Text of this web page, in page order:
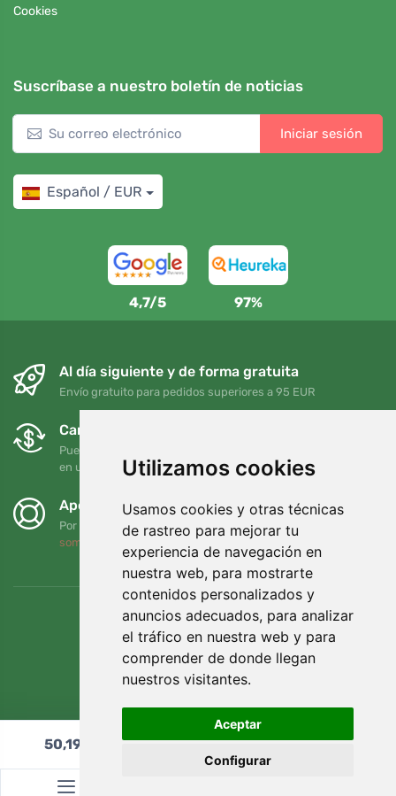
Utilizamos cookies
Usamos cookies y otras técnicas
de rastreo para mejorar tu
experiencia de navegación en
nuestra web, para mostrarte
contenidos personalizados y
anuncios adecuados, para analizar
el tráfico en nuestra web y para
comprender de donde llegan
nuestros visitantes.
Aceptar
Configurar
Cookies
Suscríbase a nuestro boletín de noticias
Iniciar sesión
Español / EUR
4,7/5 97%
Al día siguiente y de forma gratuita
Envío gratuito para pedidos superiores a 95 EUR
Cambios y devoluciones gratuitos
Puede devolver o cambiar su pedido en cualquier momento
en un plazo de 90 días
Apoyamos a Trees.org
Por cada pedido plantamos un árbol. Leer más
somos
50,19 Añadir al carrito